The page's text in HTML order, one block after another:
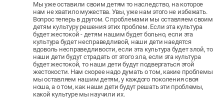
Мы уже оставили своим детям то наследство, на которое
нам не хватило мужества. Увы, уже нам этого не избежать.
Вопрос теперь в другом. С проблемами мы оставляем своим
детям культуру решения этих проблем. Если эта культура
будет жестокой - детям нашим будет больно, если эта
культура будет несправедливой, наши дети наедятся
вдоволь несправедливости, если эта культура будет злой, то
наши дети будут страдать от этого зла, если эта культура
будет жестокой, то наши дети будут подвергаться этой
жестокости. Нам скорее надо думать о том, какие проблемы
мы оставляем нашим детям, у каждого поколения своя
ноша, а о том, как наши дети будут решать эти проблемы,
какой культуре мы научили их.